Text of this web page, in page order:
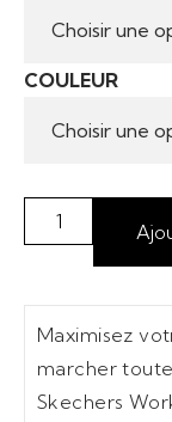
COULEUR
Maximisez
marcher
Skechers